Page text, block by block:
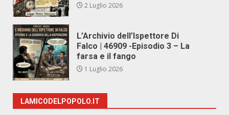
2 Luglio 2026
L’Archivio dell’Ispettore Di
Falco | 46909 -Episodio 3 – La
farsa e il fango
1 Luglio 2026
LAMICODELPOPOLO.IT